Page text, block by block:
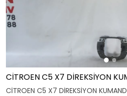
CİTROEN C5 X7 DİREKSİYON
CİTROEN C5 X7 DİREKSİYON